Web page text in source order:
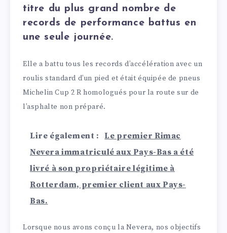
titre du plus grand nombre de
records de performance battus en
une seule journée.
Elle a battu tous les records d’accélération avec un
roulis standard d’un pied et était équipée de pneus
Michelin Cup 2 R homologués pour la route sur de
l’asphalte non préparé.
Lire également :
Le premier Rimac
Nevera immatriculé aux Pays-Bas a été
livré à son propriétaire légitime à
Rotterdam, premier client aux Pays-
Bas.
Lorsque nous avons conçu la Nevera, nos objectifs